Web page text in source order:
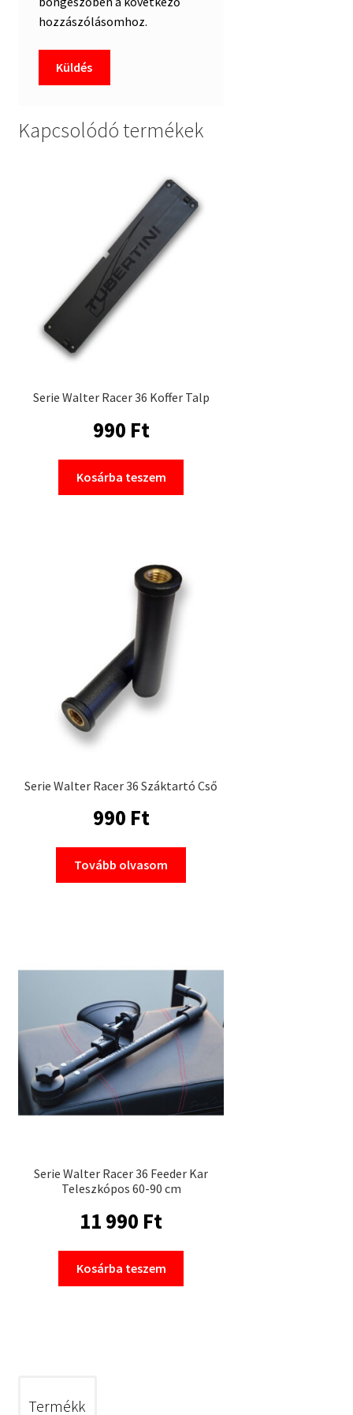
hozzászólásomhoz.
Kapcsolódó termékek
Serie Walter Racer 36 Koffer Talp
990 Ft
Kosárba teszem
Serie Walter Racer 36 Száktartó Cső
990 Ft
Tovább olvasom
Serie Walter Racer 36 Feeder Kar
Teleszkópos 60-90 cm
11 990 Ft
Kosárba teszem
Termékk